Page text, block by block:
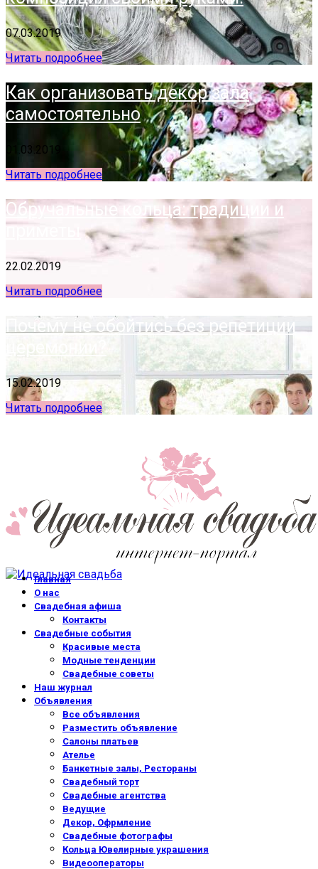
07.03.2019
Читать подробнее
Как организовать декор зала
самостоятельно
01.03.2019
Читать подробнее
Обручальные кольца: традиции и
приметы
22.02.2019
Читать подробнее
Почему не обойтись без репетиции
церемонии?
15.02.2019
Читать подробнее
Главная
О нас
Свадебная афиша
Контакты
Свадебные события
Красивые места
Модные тенденции
Свадебные советы
Наш журнал
Объявления
Все объявления
Разместить объявление
Салоны платьев
Ателье
Банкетные залы, Рестораны
Свадебный торт
Свадебные агентства
Ведущие
Декор, Офрмление
Свадебные фотографы
Кольца Ювелирные украшения
Видеооператоры